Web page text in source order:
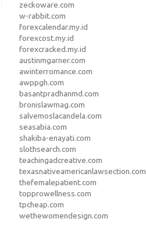
zeckoware.com
w-rabbit.com
forexcalendar.my.id
forexcost.my.id
forexcracked.my.id
austinmgarner.com
awinterromance.com
awppgh.com
basantpradhanmd.com
bronislawmag.com
salvemoslacandela.com
seasabia.com
shakiba-enayati.com
slothsearch.com
teachingadcreative.com
texasnativeamericanlawsection.com
thefemalepatient.com
topprowellness.com
tpcheap.com
wethewomendesign.com